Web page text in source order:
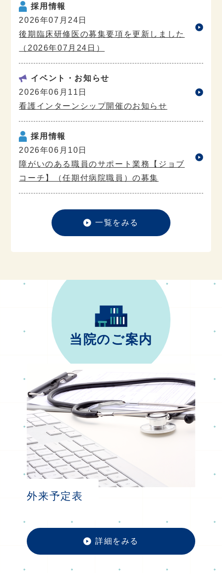
採用情報
2026年07月24日
後期臨床研修医の募集要項を更新しました
（2026年07月24日）
イベント・お知らせ
2026年06月11日
看護インターンシップ開催のお知らせ
採用情報
2026年06月10日
障がいのある職員のサポート業務【ジョブ
コーチ】（任期付病院職員）の募集
一覧をみる
当院のご案内
外来予定表
詳細をみる